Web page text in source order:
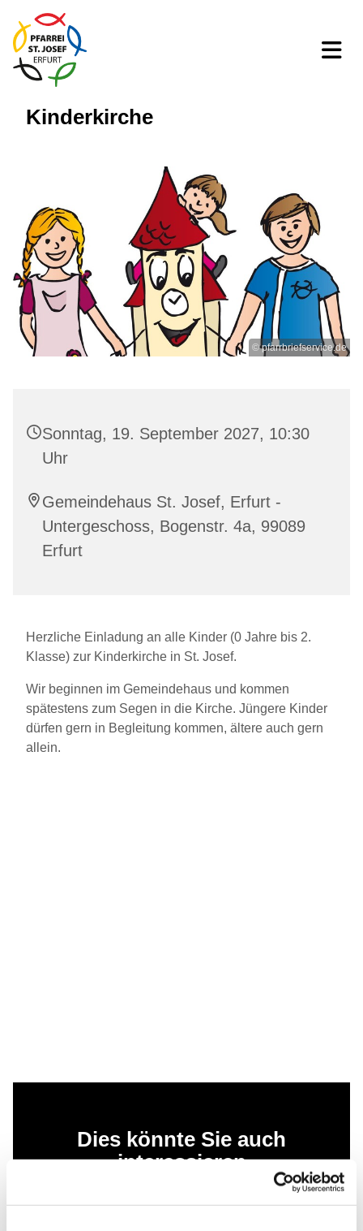
Kinderkirche
© pfarrbriefservice.de
Sonntag, 19. September 2027, 10:30
Uhr
Gemeindehaus St. Josef, Erfurt -
Untergeschoss, Bogenstr. 4a, 99089
Erfurt
Herzliche Einladung an alle Kinder (0 Jahre bis 2.
Klasse) zur Kinderkirche in St. Josef.
Wir beginnen im Gemeindehaus und kommen
spätestens zum Segen in die Kirche. Jüngere Kinder
dürfen gern in Begleitung kommen, ältere auch gern
allein.
Dies könnte Sie auch
interessieren